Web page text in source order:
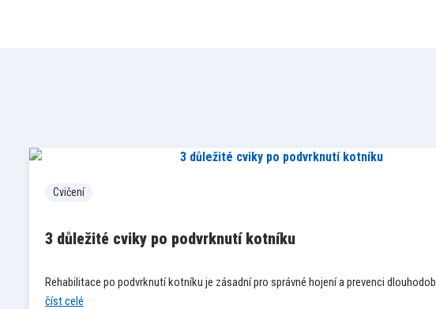
Cvičení
3 důležité cviky po podvrknutí kotníku
Rehabilitace po podvrknutí kotníku je zásadní pro správné hojení a prevenci
číst celé